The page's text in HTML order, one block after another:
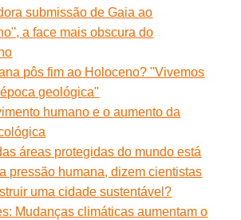
submissão de Gaia ao
a face mais obscura do
pôs fim ao Holoceno? "Vivemos
geológica"
humano e o aumento da
áreas protegidas do mundo está
pressão humana, dizem cientistas
uma cidade sustentável?
Mudanças climáticas aumentam o